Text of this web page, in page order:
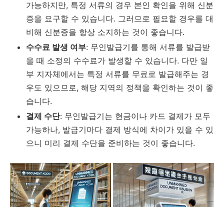
가능하지만, 특정 서류의 경우 본인 확인을 위해 신분
증을 요구할 수 있습니다. 그러므로 필요할 경우를 대
비해 신분증을 항상 소지하는 것이 좋습니다.
수수료 발생 여부: 무인발급기를 통해 서류를 발급받
을 때 소정의 수수료가 발생할 수 있습니다. 다만 일
부 지자체에서는 특정 서류를 무료로 발급해주는 경
우도 있으므로, 해당 지역의 정책을 확인하는 것이 좋
습니다.
결제 수단: 무인발급기는 현금이나 카드 결제가 모두
가능하나, 발급기마다 결제 방식에 차이가 있을 수 있
으니 미리 결제 수단을 준비하는 것이 좋습니다.